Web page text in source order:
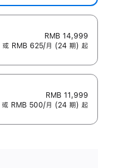
RMB 14,999
或 RMB 625/月 (24 期) 起
RMB 11,999
或 RMB 500/月 (24 期) 起